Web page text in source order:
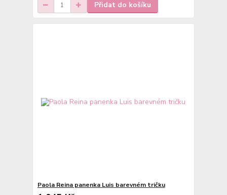
Přidat do košíku
Paola Reina panenka Luis barevném tričku